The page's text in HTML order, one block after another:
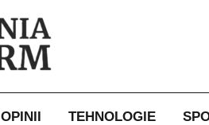
OPINII TEHNOLOGIE